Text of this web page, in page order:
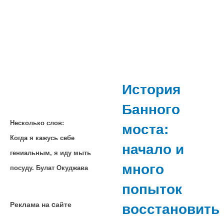
Несколько слов:
Когда я кажусь себе
гениальным, я иду мыть
посуду. Булат Окуджава
Реклама на cайте
История
Банного
моста:
начало и
много
попыток
восстановить